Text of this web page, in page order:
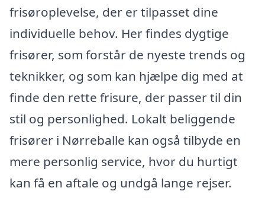
frisøroplevelse, der er tilpasset dine
individuelle behov. Her findes dygtige
frisører, som forstår de nyeste trends og
teknikker, og som kan hjælpe dig med at
finde den rette frisure, der passer til din
stil og personlighed. Lokalt beliggende
frisører i Nørreballe kan også tilbyde en
mere personlig service, hvor du hurtigt
kan få en aftale og undgå lange rejser.